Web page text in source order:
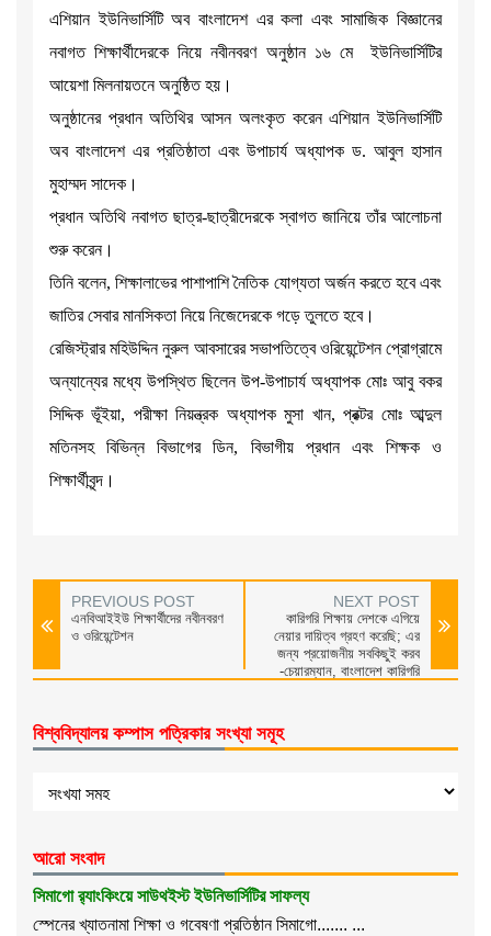
এশিয়ান ইউনিভার্সিটি অব বাংলাদেশ এর কলা এবং সামাজিক বিজ্ঞানের
নবাগত শিক্ষার্থীদেরকে নিয়ে নবীনবরণ অনুষ্ঠান ১৬ মে ইউনিভার্সিটির
আয়েশা মিলনায়তনে অনুষ্ঠিত হয়।
অনুষ্ঠানের প্রধান অতিথির আসন অলংকৃত করেন এশিয়ান ইউনিভার্সিটি
অব বাংলাদেশ এর প্রতিষ্ঠাতা এবং উপাচার্য অধ্যাপক ড. আবুল হাসান
মুহাম্মদ সাদেক।
প্রধান অতিথি নবাগত ছাত্র-ছাত্রীদেরকে স্বাগত জানিয়ে তাঁর আলোচনা
শুরু করেন।
তিনি বলেন, শিক্ষালাভের পাশাপাশি নৈতিক যোগ্যতা অর্জন করতে হবে এবং
জাতির সেবার মানসিকতা নিয়ে নিজেদেরকে গড়ে তুলতে হবে।
রেজিস্ট্রার মহিউদ্দিন নুরুল আবসারের সভাপতিত্বে ওরিয়েন্টেশন প্রোগ্রামে
অন্যান্যের মধ্যে উপস্থিত ছিলেন উপ-উপাচার্য অধ্যাপক মোঃ আবু বকর
সিদ্দিক ভূঁইয়া, পরীক্ষা নিয়ন্ত্রক অধ্যাপক মুসা খান, প্রক্টর মোঃ আব্দুল
মতিনসহ বিভিন্ন বিভাগের ডিন, বিভাগীয় প্রধান এবং শিক্ষক ও
শিক্ষার্থীবৃন্দ।
PREVIOUS POST
এনবিআইইউ শিক্ষার্থীদের নবীনবরণ
ও ওরিয়েন্টেশন
NEXT POST
কারিগরি শিক্ষায় দেশকে এগিয়ে
নেয়ার দায়িত্ব গ্রহণ করেছি; এর
জন্য প্রয়োজনীয় সবকিছুই করব
-চেয়ারম্যান, বাংলাদেশ কারিগরি
বিশ্ববিদ্যালয় কম্পাস পত্রিকার সংখ্যা সমূহ
আরো সংবাদ
সিমাগো র‌্যাংকিংয়ে সাউথইস্ট ইউনিভার্সিটির সাফল্য
স্পেনের খ্যাতনামা শিক্ষা ও গবেষণা প্রতিষ্ঠান সিমাগো....... ...